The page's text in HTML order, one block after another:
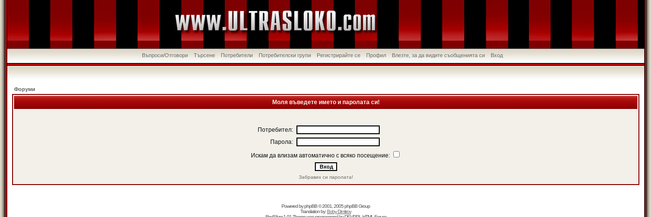
Въпроси/Отговори Търсене Потребители Потребителски групи Регистрирайте се Профил Влезте, за да видите съобщенията си Вход
Форуми
Моля въведете името и паролата си!
Потребител:
Парола:
Искам да влизам автоматично с всяко посещение:
Забравих си паролата!
Powered byphpBB© 2001, 2005 phpBB Group
Translation by:Boby Dimitrov